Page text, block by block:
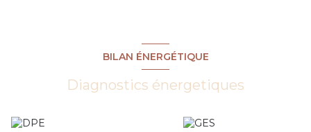
BILAN ÉNERGÉTIQUE
Diagnostics énergetiques